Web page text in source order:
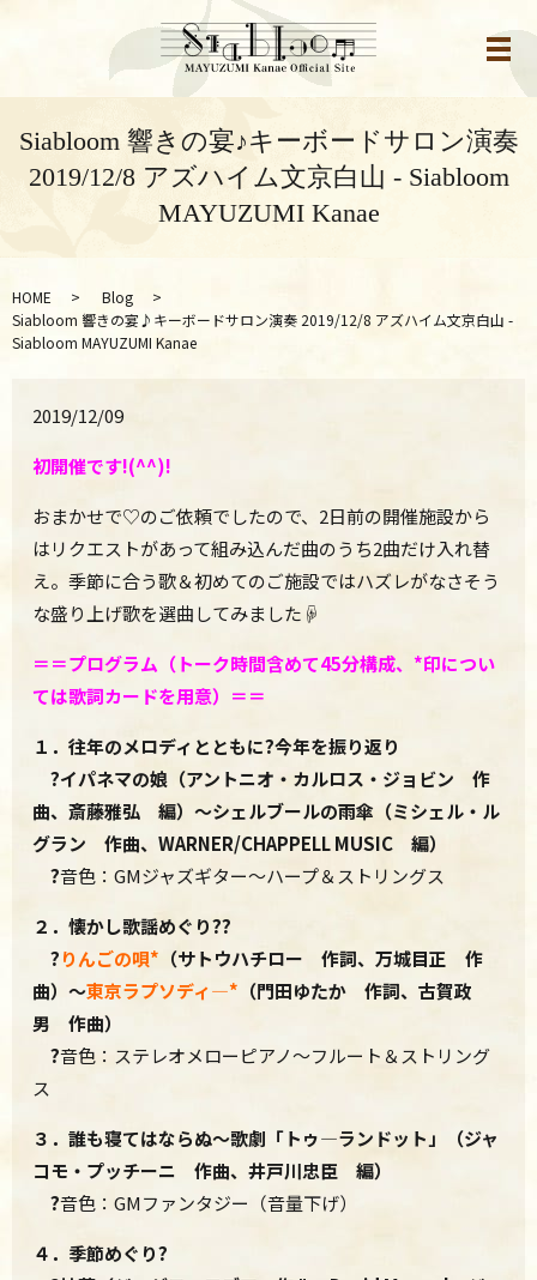
メ
Siabloom 響きの宴♪キーボードサロン演奏
2019/12/8 アズハイム文京白山 - Siabloom
MAYUZUMI Kanae
HOME
Blog
Siabloom 響きの宴♪キーボードサロン演奏 2019/12/8 アズハイム文京白山 -
Siabloom MAYUZUMI Kanae
2019/12/09
初開催です!(^^)!
おまかせで♡のご依頼でしたので、2日前の開催施設から
はリクエストがあって組み込んだ曲のうち2曲だけ入れ替
え。季節に合う歌＆初めてのご施設ではハズレがなさそう
な盛り上げ歌を選曲してみました☟
＝＝プログラム（トーク時間含めて45分構成、*印につい
ては歌詞カードを用意）＝＝
１．往年のメロディとともに?今年を振り返り
?イパネマの娘 （アントニオ・カルロス・ジョビン 作
曲、斎藤雅弘 編）～シェルブールの雨傘（ミシェル・ル
グラン 作曲、WARNER/CHAPPELL MUSIC 編）
?音色：GMジャズギター～ハープ＆ストリングス
２．懐かし歌謡めぐり??
?りんごの唄*‎ （サトウハチロー 作詞、万城目正 作
曲）～東京ラプソディ―* （門田ゆたか 作詞、古賀政
男 作曲）
?音色：ステレオメローピアノ～フルート＆ストリング
ス
３．誰も寝てはならぬ～歌劇「トゥ―ランドット」（ジャ
コモ・プッチーニ 作曲、井戸川忠臣 編）
?音色：GMファンタジー（音量下げ）
４．季節めぐり?